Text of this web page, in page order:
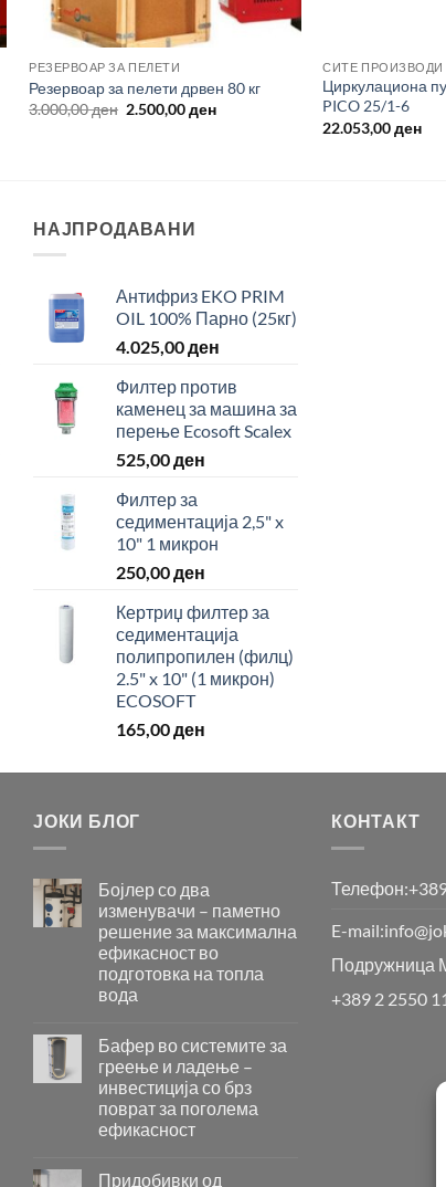
РЕЗЕРВОАР ЗА ПЕЛЕТИ
Резервоар за пелети дрвен 80 кг
3.000,00ден Original
2.500,00денCurrent
СИТЕ ПРОИЗВОДИ
Циркулациона
PICO 25/1-6
22.053,00ден
НАЈПРОДАВАНИ
Антифриз EKO PRIM
OIL 100% Парно (25кг)
4.025,00ден
Филтер против
каменец за машина за
перење Ecosoft Scalex
525,00ден
Филтер за
седиментација 2,5" x
10" 1 микрон
250,00ден
Кертриџ филтер за
седиментација
полипропилен (филц)
2.5" x 10" (1 микрон)
ECOSOFT
165,00ден
ЈОКИ БЛОГ
Бојлер со два
изменувачи – паметно
решение за максимална
ефикасност во
подготовка на топла
вода
со
два
изменувачи
–
паметно
решение
Бафер во системите за
греење и ладење –
инвестиција со брз
поврат за поголема
ефикасност
во
Придобивки од
КОНТАКТ
Телефон:
E-mail:
Подружница
+389 2 2550